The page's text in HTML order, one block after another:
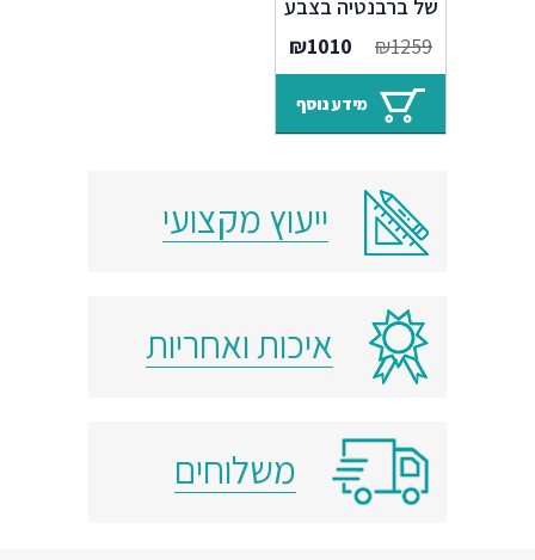
של ברבנטיה בצבע
אדום ₪1259
המחיר
המקורי
היה:
₪1259.
₪1010
הנוכחי
₪1010.
מידע נוסף
ייעוץ מקצועי
איכות ואחריות
משלוחים